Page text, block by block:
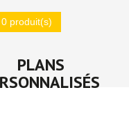
0 produit(s)
PLANS